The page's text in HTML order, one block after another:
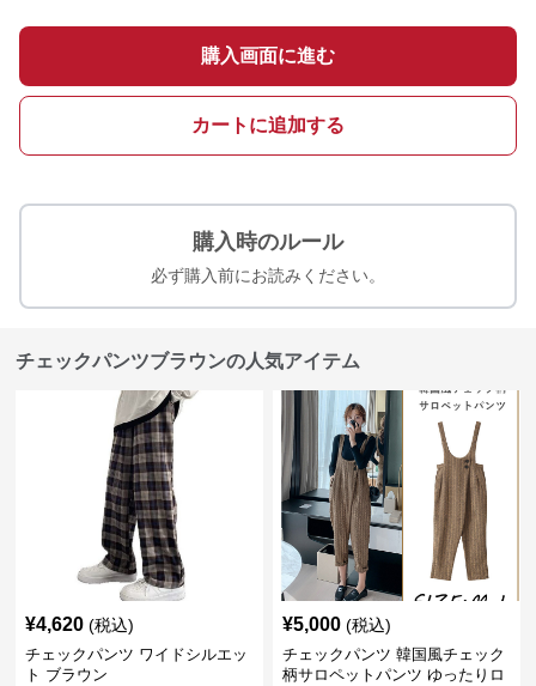
購入画面に進む
カートに追加する
購入時のルール
必ず購入前にお読みください。
チェックパンツブラウンの人気アイテム
¥4,620 (税込)
チェックパンツ ワイドシルエッ
ト ブラウン
¥5,000 (税込)
チェックパンツ 韓国風チェック
柄サロペットパンツ ゆったりロ